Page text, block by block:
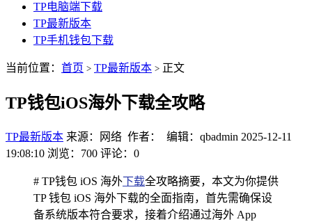
TP电脑端下载
TP最新版本
TP手机钱包下载
当前位置： 首页 > TP最新版本 > 正文
TP钱包iOS海外下载全攻略
TP最新版本 来源：网络 作者： 编辑：qbadmin 2025-12-11
19:08:10 浏览：700 评论：0
# TP钱包 iOS 海外下载全攻略摘要，本文为你提供
TP 钱包 iOS 海外下载的全面指南，首先需确保设
备系统版本符合要求，接着介绍通过海外 App